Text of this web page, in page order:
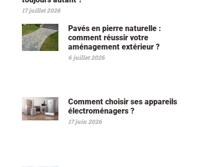
17 juillet 2026
Pavés en pierre naturelle :
comment réussir votre
aménagement extérieur ?
6 juillet 2026
Comment choisir ses appareils
électroménagers ?
17 juin 2026